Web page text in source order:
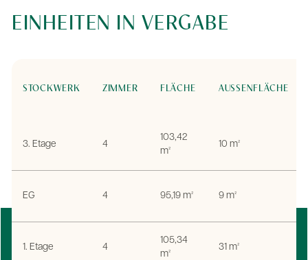
EINHEITEN IN VERGABE
STOCKWERK ZIMMER FLÄCHE AUSSENFLÄCHE
3. Etage 4
103,42
m²
10 m²
EG 4 95,19 m² 9 m²
1. Etage 4
105,34
m²
31 m²